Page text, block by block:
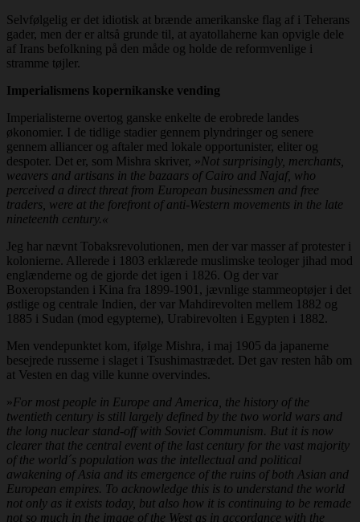
Selvfølgelig er det idiotisk at brænde amerikanske flag af i Teherans
gader, men der er altså grunde til, at ayatollaherne kan opvigle dele
af Irans befolkning på den måde og holde de reformvenlige i
stramme tøjler.
Imperialismens kopernikanske vending
Imperialisterne overtog ganske enkelte de erobrede landes
økonomier. I de tidlige stadier gennem plyndringer og senere
gennem alliancer og aftaler med lokale opportunister, eliter og
despoter. Det er, som Mishra skriver, »Not surprisingly, merchants,
weavers and artisans in the bazaars of Cairo and Najaf, who
perceived a direct threat from European businessmen and free
traders, were at the forefront of anti-Western movements in the late
nineteenth century.«
Jeg har nævnt Tobaksrevolutionen, men der var masser af protester i
kolonierne. Allerede i 1803 erklærede muslimske teologer jihad mod
englænderne og de gjorde det igen i 1826. Og der var
Boxeropstanden i Kina fra 1899-1901, jævnlige stammeoptøjer i det
østlige og centrale Indien, der var Mahdirevolten mellem 1882 og
1885 i Sudan (mod egypterne), Urabirevolten i Egypten i 1882.
Men vendepunktet kom, ifølge Mishra, i maj 1905 da japanerne
besejrede russerne i slaget i Tsushimastrædet. Det gav resten håb om
at Vesten en dag ville kunne overvindes.
»For most people in Europe and America, the history of the
twentieth century is still largely defined by the two world wars and
the long nuclear stand-off with Soviet Communism. But it is now
clearer that the central event of the last century for the vast majority
of the world´s population was the intellectual and political
awakening of Asia and its emergence of the ruins of both Asian and
European empires. To acknowledge this is to understand the world
not only as it exists today, but also how it is continuing to be remade
not so much in the image of the West as in accordance with the